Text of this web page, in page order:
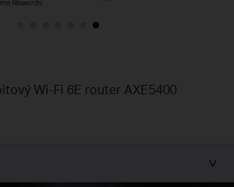
Wi-Fi 6E router AXE5400